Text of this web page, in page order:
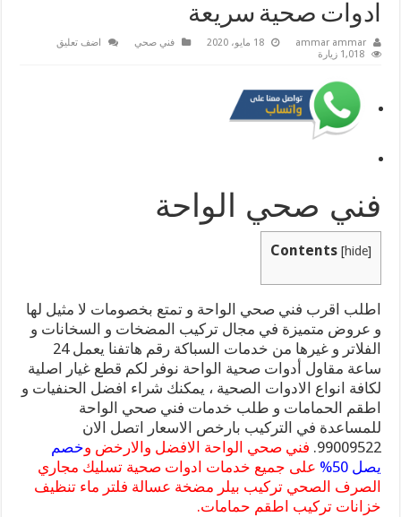
ادوات صحية سريعة
ammar ammar 18 مايو، 2020 فني صحي
اضف تعليق
1,018 زيارة
فني صحي الواحة
Contents [hide]
اطلب اقرب فني صحي الواحة و تمتع بخصومات لا مثيل لها
و عروض متميزة في مجال تركيب المضخات و السخانات و
الفلاتر و غيرها من خدمات السباكة رقم هاتفنا يعمل 24
ساعة مقاول أدوات صحية الواحة نوفر لكم قطع غيار اصلية
لكافة انواع الادوات الصحية ، يمكنك شراء افضل الحنفيات و
اطقم الحمامات و طلب خدمات فني صحي الواحة
للمساعدة في التركيب بارخص الاسعار اتصل الان
99009522. فني صحي الواحة الافضل والارخض وخصم
يصل 50%
على جميع خدمات ادوات صحية تسليك مجاري
الصرف الصحي تركيب بيلر مضخة عسالة فلتر ماء تنظيف
خزانات تركيب اطقم حمامات.